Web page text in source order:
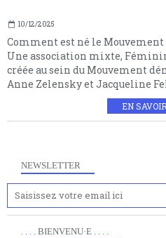
10/12/2025
Comment est né le
Une association mixte,
créée au sein du Mouvement
Anne Zelensky et Jacqueline
EN
NEWSLETTER
. . . . BIENVENU·E . . . .